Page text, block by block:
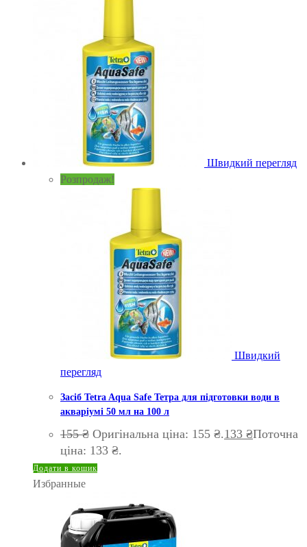
Швидкий перегляд
Розпродаж!
Швидкий
перегляд
Засіб Tetra Aqua Safe Тетра для підготовки води в
акваріумі 50 мл на 100 л
155₴ Оригінальна ціна: 155 ₴.133 ₴Поточна
ціна: 133 ₴.
Додати в кошик
Избранные